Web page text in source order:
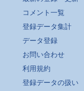
コメント一覧
登録データ集計
データ登録
お問い合わせ
利用規約
登録データの扱い